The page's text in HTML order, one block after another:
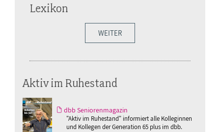
Lexikon
WEITER
Aktiv im Ruhestand
dbb Seniorenmagazin
"Aktiv im Ruhestand" informiert alle Kolleginnen
und Kollegen der Generation 65 plus im dbb.